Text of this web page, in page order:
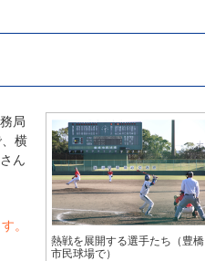
局
横
ん
。
熱戦を展開する選手たち（豊橋
市民球場で）